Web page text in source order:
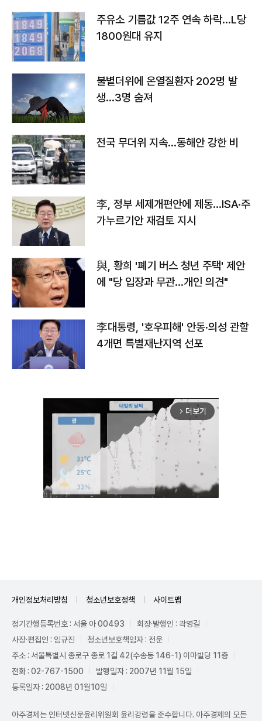
주유소 기름값 12주 연속 하락…L당
1800원대 유지
불볕더위에 온열질환자 202명 발
생…3명 숨져
전국 무더위 지속…동해안 강한 비
李, 정부 세제개편안에 제동…ISA·주
가누르기안 재검토 지시
與, 황희 '폐기 버스 청년 주택' 제안
에 "당 입장과 무관…개인 의견"
李대통령, '호우피해' 안동·의성 관할
4개면 특별재난지역 선포
arrow_forward_ios 더보기
개인정보처리방침 청소년보호정책 사이트맵
정기간행등록번호 : 서울 아 00493
회장·발행인 : 곽영길
사장·편집인 : 임규진
청소년보호책임자 : 전운
주소 : 서울특별시 종로구 종로 1길 42(수송동 146-1) 이마빌딩 11층
전화 : 02-767-1500
발행일자 : 2007년 11월 15일
등록일자 : 2008년 01월10일
아주경제는 인터넷신문윤리위원회 윤리강령을 준수합니다. 아주경제의 모든